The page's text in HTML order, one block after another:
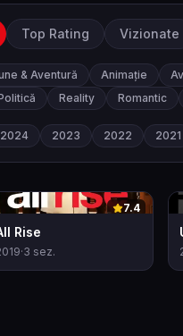
Top Rating Vizionate
& Aventură Animație
Reality Romantic
2024 2023 2022 2021
7.4
Rise
·3 sez.
0